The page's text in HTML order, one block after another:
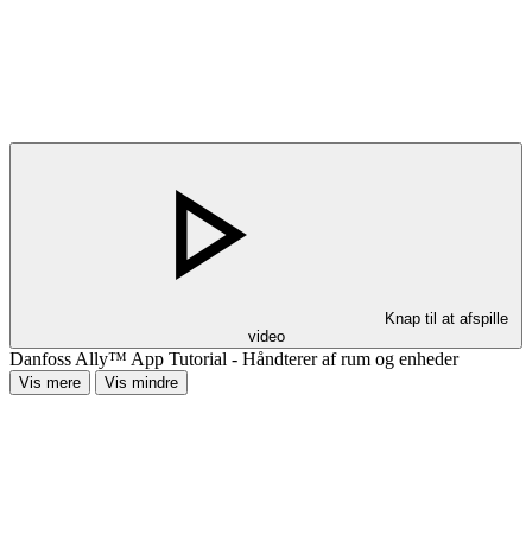
Knap til at afspille
video
Danfoss Ally™ App Tutorial - Håndterer af rum og enheder
Vis mere Vis mindre